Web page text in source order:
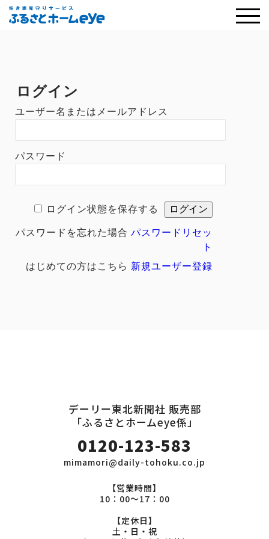
ログイン
ユーザー名またはメールアドレス
パスワード
ログイン状態を保存する
パスワードを忘れた場合パスワードリセッ
ト
はじめての方はこちら 新規ユーザー登録
デーリー東北新聞社 販売部
「ふるさとホームeye係」
0120-123-583
mimamori@daily-tohoku.co.jp
【営業時間】
10：00～17：00
【定休日】
土・日・祝